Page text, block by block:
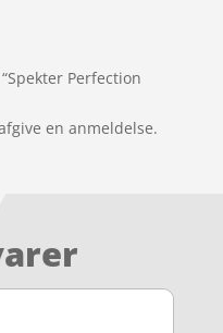
Perfection
en anmeldelse.